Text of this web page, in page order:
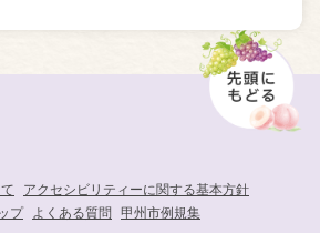
アクセシビリティーに関する基本方針
プ よくある質問 甲州市例規集